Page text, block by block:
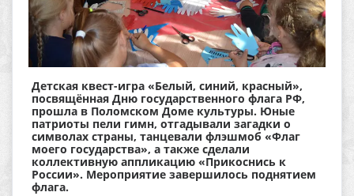
Детская квест-игра «Белый, синий, красный»,
посвящённая Дню государственного флага РФ,
прошла в Поломском Доме культуры. Юные
патриоты пели гимн, отгадывали загадки о
символах страны, танцевали флэшмоб «Флаг
моего государства», а также сделали
коллективную аппликацию «Прикоснись к
России». Мероприятие завершилось поднятием
флага.